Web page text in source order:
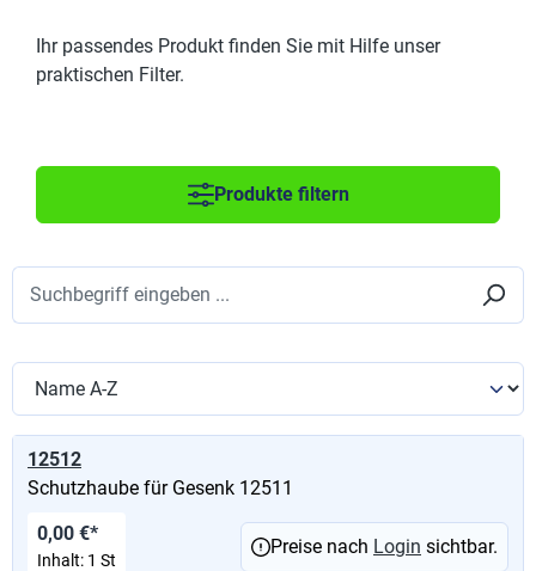
Ihr passendes Produkt finden Sie mit Hilfe unser
praktischen Filter.
Produkte filtern
12512
Schutzhaube für Gesenk 12511
0,00 €*
Inhalt: 1 St
Preise nach Login sichtbar.